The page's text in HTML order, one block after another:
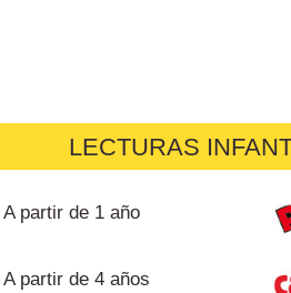
LECTURAS
A partir de 1 año
A partir de 4 años